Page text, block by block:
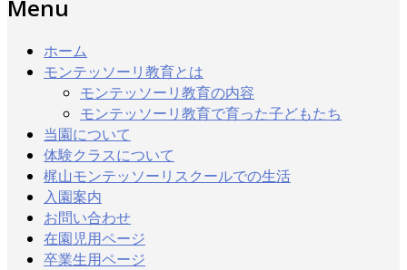
Menu
ホーム
モンテッソーリ教育とは
モンテッソーリ教育の内容
モンテッソーリ教育で育った子どもたち
当園について
体験クラスについて
梶山モンテッソーリスクールでの生活
入園案内
お問い合わせ
在園児用ページ
卒業生用ページ